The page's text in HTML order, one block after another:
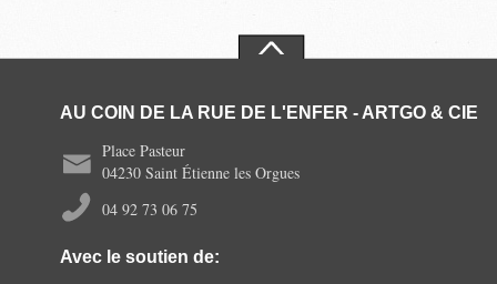
AU COIN DE LA RUE DE L'ENFER - ARTGO & CIE
Place Pasteur
04230 Saint Étienne les Orgues
04 92 73 06 75
Avec le soutien de: